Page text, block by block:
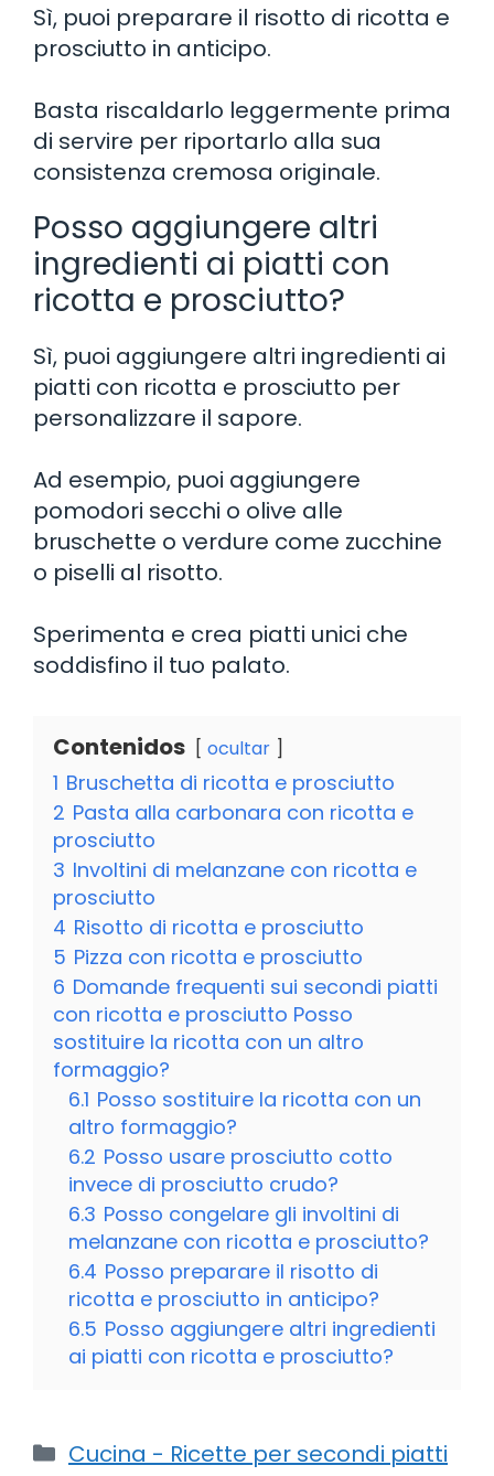
Sì, puoi preparare il risotto di ricotta e
prosciutto in anticipo.
Basta riscaldarlo leggermente prima
di servire per riportarlo alla sua
consistenza cremosa originale.
Posso aggiungere altri
ingredienti ai piatti con
ricotta e prosciutto?
Sì, puoi aggiungere altri ingredienti ai
piatti con ricotta e prosciutto per
personalizzare il sapore.
Ad esempio, puoi aggiungere
pomodori secchi o olive alle
bruschette o verdure come zucchine
o piselli al risotto.
Sperimenta e crea piatti unici che
soddisfino il tuo palato.
Contenidos ocultar
1 Bruschetta di ricotta e prosciutto
2 Pasta alla carbonara con ricotta e
prosciutto
3 Involtini di melanzane con ricotta e
prosciutto
4 Risotto di ricotta e prosciutto
5 Pizza con ricotta e prosciutto
6 Domande frequenti sui secondi piatti
con ricotta e prosciutto Posso
sostituire la ricotta con un altro
formaggio?
6.1 Posso sostituire la ricotta con un
altro formaggio?
6.2 Posso usare prosciutto cotto
invece di prosciutto crudo?
6.3 Posso congelare gli involtini di
melanzane con ricotta e prosciutto?
6.4 Posso preparare il risotto di
ricotta e prosciutto in anticipo?
6.5 Posso aggiungere altri ingredienti
ai piatti con ricotta e prosciutto?
Categorie
Cucina - Ricette per secondi piatti